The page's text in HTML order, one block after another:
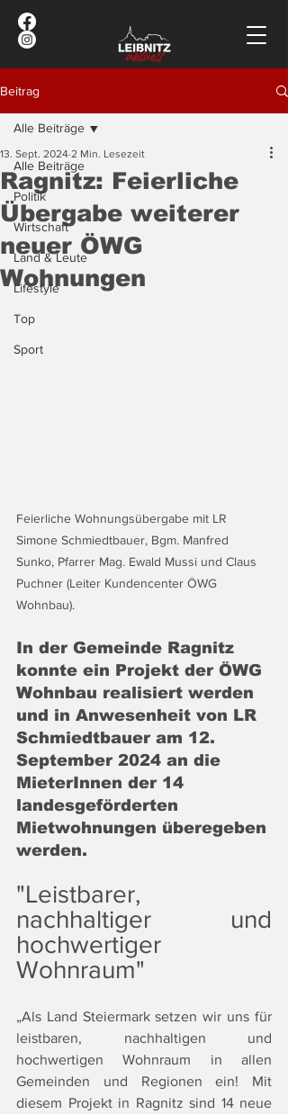
Beitrag
Alle Beiträge
Politik
Wirtschaft
Land & Leute
Lifestyle
Top
Sport
Alle Beiträge
Ragnitz: Feierliche
Übergabe weiterer
neuer ÖWG
Wohnungen
13. Sept. 2024 2 Min. Lesezeit
Feierliche Wohnungsübergabe mit LR
Simone Schmiedtbauer, Bgm. Manfred
Sunko, Pfarrer Mag. Ewald Mussi und Claus
Puchner (Leiter Kundencenter ÖWG
Wohnbau).
In der Gemeinde Ragnitz
konnte ein Projekt der ÖWG
Wohnbau realisiert werden
und in Anwesenheit von LR
Schmiedtbauer am 12.
September 2024 an die
MieterInnen der 14
landesgeförderten
Mietwohnungen überegeben
werden.
"Leistbarer,
nachhaltiger und
hochwertiger
Wohnraum"
„Als Land Steiermark setzen wir uns für
leistbaren, nachhaltigen und
hochwertigen Wohnraum in allen
Gemeinden und Regionen ein! Mit
diesem Projekt in Ragnitz sind 14 neue